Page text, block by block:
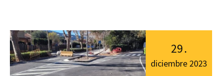
29.
diciembre 2023